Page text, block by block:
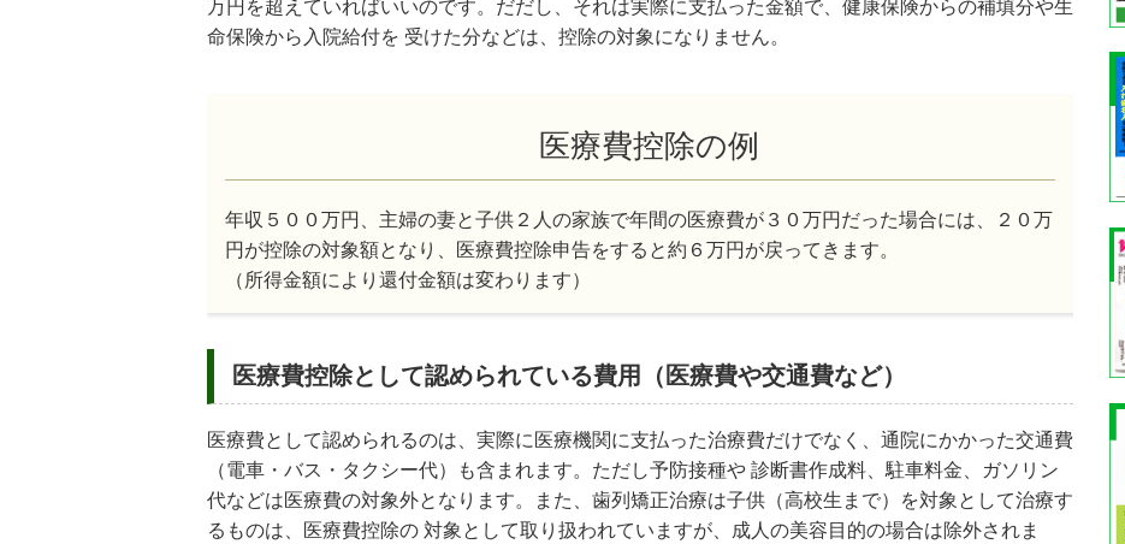
万円を超えていればいいのです。だだし、それは実際に支払った金額で、健康保険からの補填分や生
命保険から入院給付を 受けた分などは、控除の対象になりません。
医療費控除の例
年収５００万円、主婦の妻と子供２人の家族で年間の医療費が３０万円だった場合には、２０万
円が控除の対象額となり、医療費控除申告をすると約６万円が戻ってきます。
（所得金額により還付金額は変わります）
医療費控除として認められている費用（医療費や交通費など）
医療費として認められるのは、実際に医療機関に支払った治療費だけでなく、通院にかかった交通費
（電車・バス・タクシー代）も含まれます。ただし予防接種や 診断書作成料、駐車料金、ガソリン
代などは医療費の対象外となります。また、歯列矯正治療は子供（高校生まで）を対象として治療す
るものは、医療費控除の 対象として取り扱われていますが、成人の美容目的の場合は除外されま